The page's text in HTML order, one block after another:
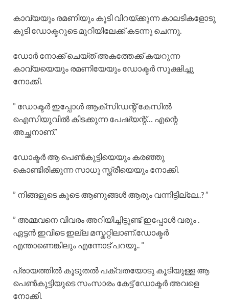
കാവ്യയും രമണിയും കൂടി വിറയ്ക്കുന്ന കാലടികളോടു
കൂടി ഡോക്ടറുടെ മുറിയിലേക്ക് കടന്നു ചെന്നു.
ഡോർ നോക്ക് ചെയ്ത് അകത്തേക്ക് കയറുന്ന
കാവ്യയെയും രമണിയേയും ഡോക്ടർ സൂക്ഷിച്ചു
നോക്കി.
” ഡോക്ടർ ഇപ്പോൾ ആക്സിഡന്റ് കേസിൽ
ഐസിയുവിൽ കിടക്കുന്ന പേഷ്യന്റ്… എന്റെ
അച്ഛനാണ്.”
ഡോക്ടർ ആ പെൺകുട്ടിയെയും കരഞ്ഞു
കൊണ്ടിരിക്കുന്ന സാധു സ്ത്രീയെയും നോക്കി.
” നിങ്ങളുടെ കൂടെ ആണുങ്ങൾ ആരും വന്നിട്ടില്ലേ..? ”
” അമ്മവനെ വിവരം അറിയിച്ചിട്ടുണ്ട് ഇപ്പോൾ വരും .
ഏട്ടൻ ഇവിടെ ഇല്ല മസ്കറ്റിലാണ്.ഡോക്ടർ
എന്താണെങ്കിലും എന്നോട് പറയൂ.. ”
പ്രായത്തിൽ കൂടുതൽ പക്വതയോടു കൂടിയുള്ള ആ
പെൺകുട്ടിയുടെ സംസാരം കേട്ട് ഡോക്ടർ അവളെ
നോക്കി.